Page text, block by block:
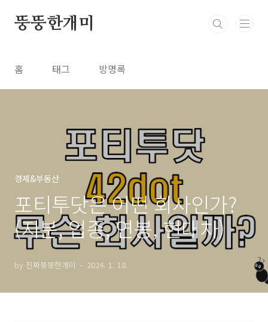
뚱뚱한개미
홈 태그 방명록
경제&부동산
포티투닷은 어떤 회사인가?
(지분, 업종, 연봉, 현대차)
by 진짜뚱뚱한개미 2024. 1. 18.